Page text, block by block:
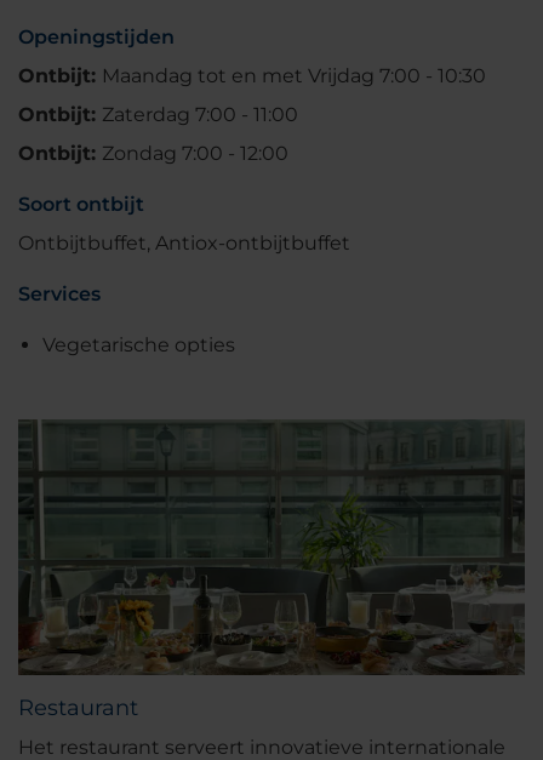
Openingstijden
Ontbijt: Maandag tot en met Vrijdag 7:00 - 10:30
Ontbijt: Zaterdag 7:00 - 11:00
Ontbijt: Zondag 7:00 - 12:00
Soort ontbijt
Ontbijtbuffet, Antiox-ontbijtbuffet
Services
Vegetarische opties
Restaurant
Het restaurant serveert innovatieve internationale